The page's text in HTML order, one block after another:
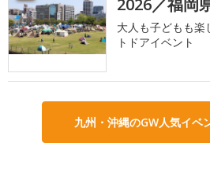
2026／福岡
大人も子どもも楽
トドアイベント
九州・沖縄のGW人気イベ